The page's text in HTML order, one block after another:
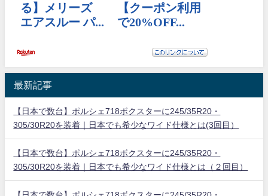
最新記事
【日本で数台】ポルシェ718ボクスターに245/35R20・
305/30R20を装着｜日本でも希少なワイド仕様とは(3回目）
【日本で数台】ポルシェ718ボクスターに245/35R20・
305/30R20を装着｜日本でも希少なワイド仕様とは（２回目）